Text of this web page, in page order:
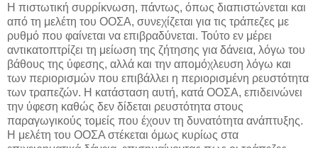
Η πιστωτική συρρίκνωση, πάντως, όπως διαπιστώνεται και
από τη μελέτη του ΟΟΣΑ, συνεχίζεται για τις τράπεζες με
ρυθμό που φαίνεται να επιβραδύνεται. Τούτο εν μέρει
αντικατοπτρίζει τη μείωση της ζήτησης για δάνεια, λόγω του
βάθους της ύφεσης, αλλά και την απομόχλευση λόγω και
των περιορισμών που επιβάλλει η περιορισμένη ρευστότητα
των τραπεζών. Η κατάσταση αυτή, κατά ΟΟΣΑ, επιδεινώνει
την ύφεση καθώς δεν δίδεται ρευστότητα στους
παραγωγικούς τομείς που έχουν τη δυνατότητα ανάπτυξης.
Η μελέτη του ΟΟΣΑ στέκεται όμως κυρίως στα